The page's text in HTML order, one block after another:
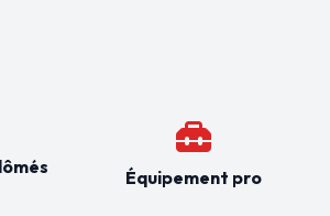
Équipement pro